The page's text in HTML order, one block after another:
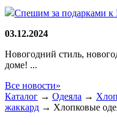
Спешим за подарками
03.12.2024
Новогодний стиль,
доме! ...
Все новости»
Каталог → Одеяла →
жаккард → Хлопковые